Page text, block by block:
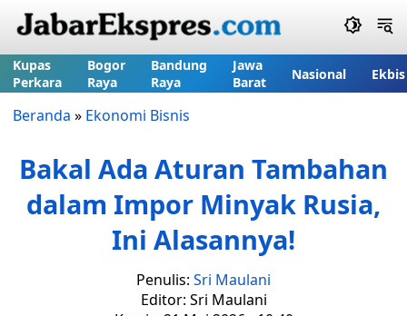
Kupas
Perkara
Bogor
Raya
Bandung
Raya
Jawa
Barat
Nasional Ekbis
Beranda » Ekonomi Bisnis
Bakal Ada Aturan Tambahan
dalam Impor Minyak Rusia,
Ini Alasannya!
Penulis: Sri Maulani
Editor: Sri Maulani